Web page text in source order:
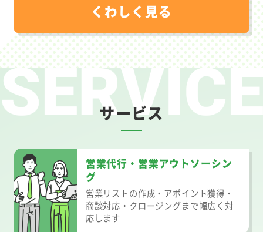
くわしく見る
サービス
営業代行・営業アウトソーシン
グ
営業リストの作成・アポイント獲得・
商談対応・クロージングまで幅広く対
応します